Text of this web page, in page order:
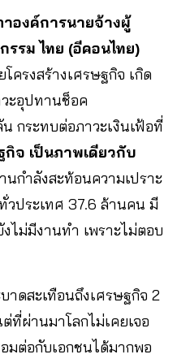
องค์การนายจ้างผู้
รม ไทย (อีคอนไทย)
ครงสร้างเศรษฐกิจ เกิด
ะอุปทานช็อค
กระทบต่อภาวะเงินเฟ้อที่
กิจ เป็นภาพเดียวกับ
นกำลังสะท้อนความเปราะ
วประเทศ 37.6 ล้านคน มี
ไม่มีงานทำ เพราะไม่ตอบ
าดสะเทือนถึงเศรษฐกิจ 2
ที่ผ่านมาโลกไม่เคยเจอ
มต่อกับเอกชนได้มากพอ